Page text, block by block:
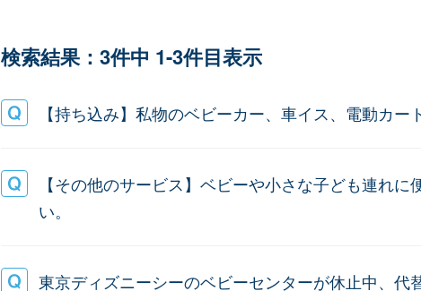
検索結果：3件中 1-3件目表示
【持ち込み】私物のベビーカー、車イス、電動カ
【その他のサービス】ベビーや小さな子ども連れ
い。
東京ディズニーシーのベビーセンターが休止中、代